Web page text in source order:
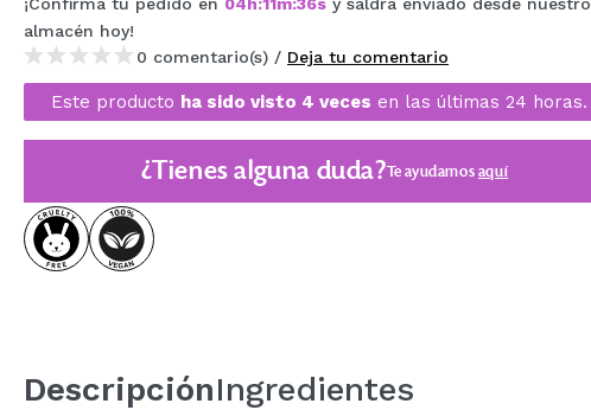
MAQUIFARMA
KOREA ZONE
TRAVEL SIZE
OFERTAS
PRÓXIMAMENTE
¡Confirma tu pedido en 04h:11m:36s y saldrá enviado desde nuestro
almacén hoy!
0 comentario(s) / Deja tu comentario
Este producto ha sido visto 4 veces en las últimas 24 horas.
¿Tienes alguna duda?Te ayudamosaquí
DescripciónIngredientes